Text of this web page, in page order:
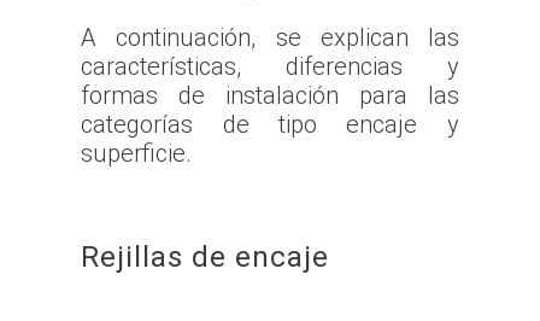
A continuación, se explican las
características, diferencias y
formas de instalación para las
categorías de tipo encaje y
superficie.
Rejillas de encaje